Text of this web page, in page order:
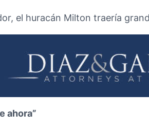
el huracán Milton traería
ahora”